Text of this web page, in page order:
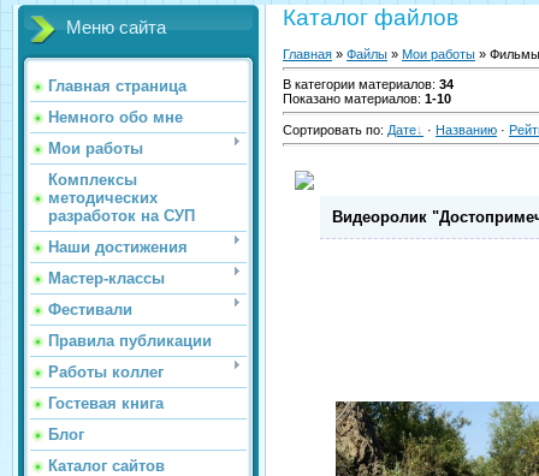
Меню сайта
Главная страница
Немного обо мне
Мои работы
Комплексы
методических
разработок на СУП
Наши достижения
Мастер-классы
Фестивали
Правила публикации
Работы коллег
Гостевая книга
Блог
Каталог сайтов
Каталог файлов
Главная » Файлы » Мои работы » Фильмы
В категории материалов: 34
Показано материалов: 1-10
Сортировать по: Дате · Названию ·
Видеоролик